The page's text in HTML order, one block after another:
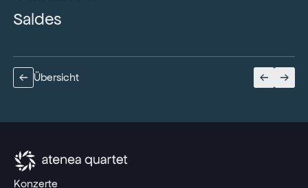
Saldes
Übersicht
Konzerte